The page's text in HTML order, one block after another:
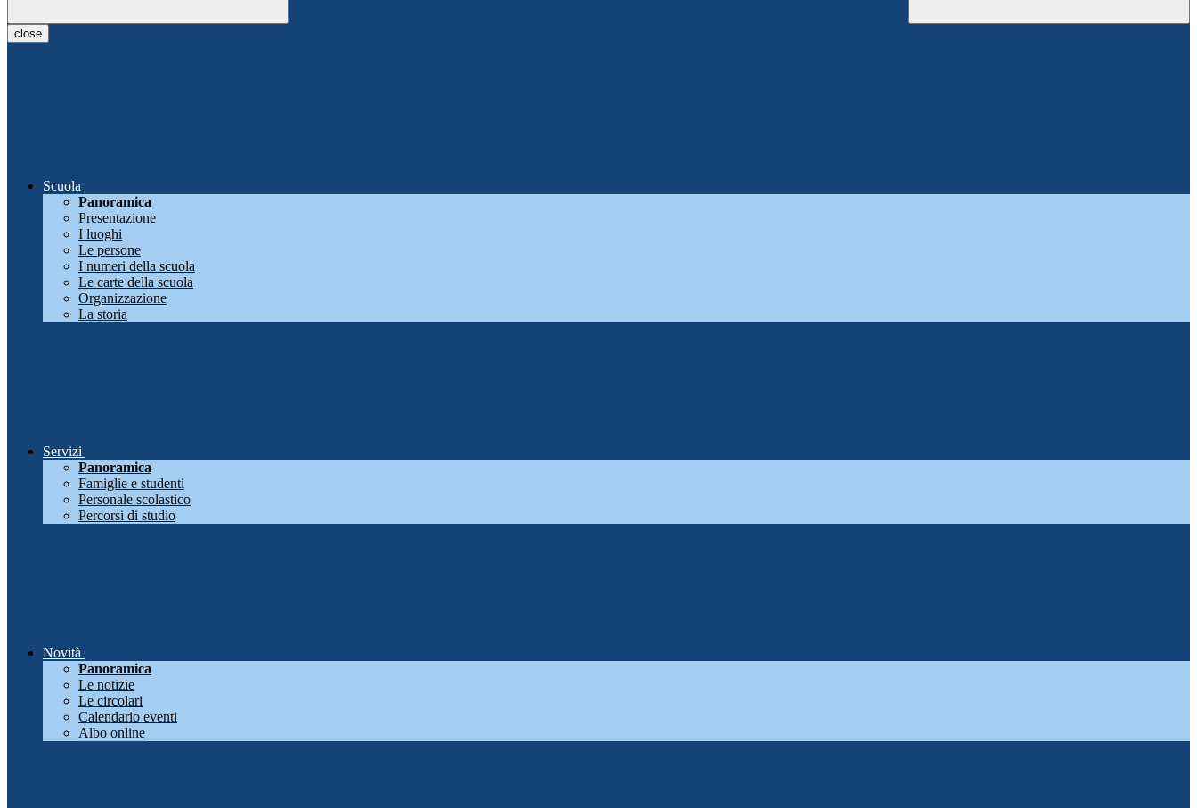
close
Scuola
Panoramica
Presentazione
I luoghi
Le persone
I numeri della scuola
Le carte della scuola
Organizzazione
La storia
Servizi
Panoramica
Famiglie e studenti
Personale scolastico
Percorsi di studio
Novità
Panoramica
Le notizie
Le circolari
Calendario eventi
Albo online